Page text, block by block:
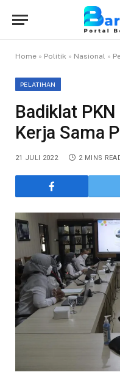
Home » Politik » Nasional »
PELATIHAN
Badiklat
Kerja Sama
21 JULI 2022 2 MINS